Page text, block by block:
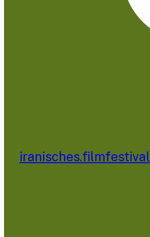
iranisches.filmfestival